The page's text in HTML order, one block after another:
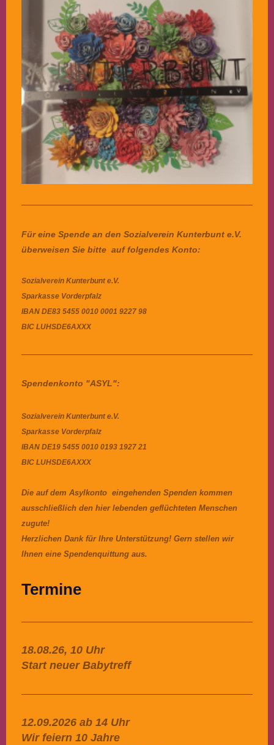
Für eine Spende an den Sozialverein Kunterbunt e.V.
überweisen Sie bitte auf folgendes Konto:
Sozialverein Kunterbunt e.V.
Sparkasse Vorderpfalz
IBAN DE83 5455 0010 0001 9227 98
BIC LUHSDE6AXXX
Spendenkonto "ASYL":
Sozialverein Kunterbunt e.V.
Sparkasse Vorderpfalz
IBAN DE19 5455 0010 0193 1927 21
BIC LUHSDE6AXXX
Die auf dem Asylkonto eingehenden Spenden kommen
ausschließlich den hier lebenden geflüchteten Menschen
zugute!
Herzlichen Dank für Ihre Unterstützung! Gern stellen wir
Ihnen eine Spendenquittung aus.
Termine
18.08.26, 10 Uhr
Start neuer Babytreff
12.09.2026 ab 14 Uhr
Wir feiern 10 Jahre